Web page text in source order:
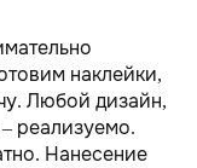
наклейки,
Любой дизайн,
реализуемо.
Нанесение